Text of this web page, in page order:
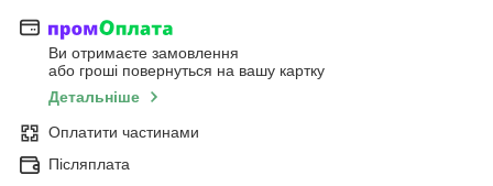
Ви отримаєте замовлення
або гроші повернуться на вашу картку
Детальніше
Оплатити частинами
Післяплата